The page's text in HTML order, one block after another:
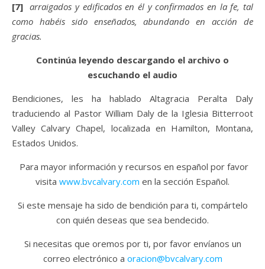
[7] arraigados y edificados en él y confirmados en la fe, tal
como habéis sido enseñados, abundando en acción de
gracias.
Continúa leyendo descargando el archivo o
escuchando el audio
Bendiciones, les ha hablado Altagracia Peralta Daly
traduciendo al Pastor William Daly de la Iglesia Bitterroot
Valley Calvary Chapel, localizada en Hamilton, Montana,
Estados Unidos.
Para mayor información y recursos en español por favor
visita www.bvcalvary.com en la sección Español.
Si este mensaje ha sido de bendición para ti, compártelo
con quién deseas que sea bendecido.
Si necesitas que oremos por ti, por favor envíanos un
correo electrónico a oracion@bvcalvary.com